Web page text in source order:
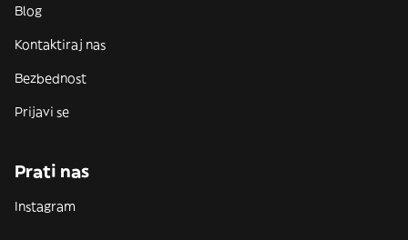
Blog
Kontaktiraj nas
Bezbednost
Prijavi se
Prati nas
Instagram